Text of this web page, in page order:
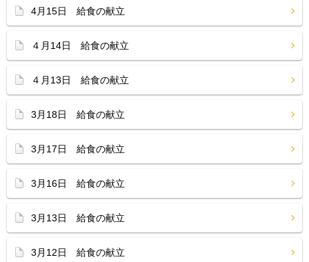
4月15日 給食の献立
４月14日 給食の献立
４月13日 給食の献立
3月18日 給食の献立
3月17日 給食の献立
3月16日 給食の献立
3月13日 給食の献立
3月12日 給食の献立